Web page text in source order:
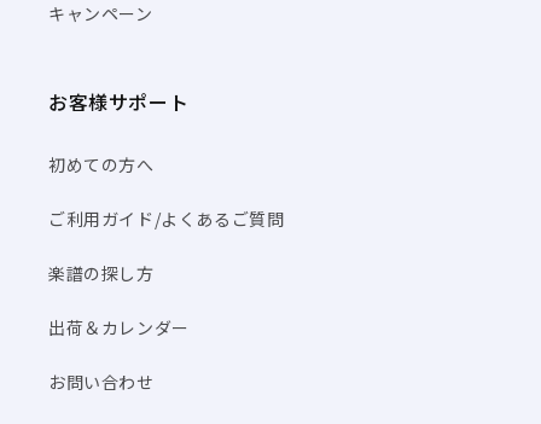
キャンペーン
お客様サポート
初めての方へ
ご利用ガイド/よくあるご質問
楽譜の探し方
出荷＆カレンダー
お問い合わせ